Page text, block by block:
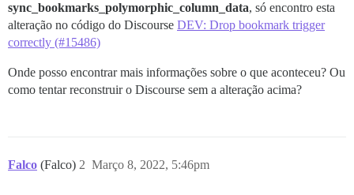
sync_bookmarks_polymorphic_column_data, só encontro esta
alteração no código do Discourse DEV: Drop bookmark trigger
correctly (#15486)
Onde posso encontrar mais informações sobre o que aconteceu? Ou
como tentar reconstruir o Discourse sem a alteração acima?
Falco (Falco) Março 8, 2022, 5:46pm
2